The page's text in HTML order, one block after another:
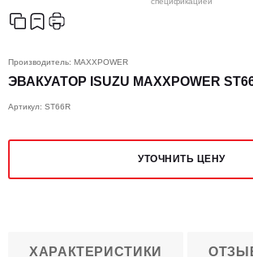
Производитель: MAXXPOWER
ЭВАКУАТОР ISUZU MAXXPOWER
Артикул: ST66R
УТОЧНИТЬ ЦЕНУ
ХАРАКТЕРИСТИКИ